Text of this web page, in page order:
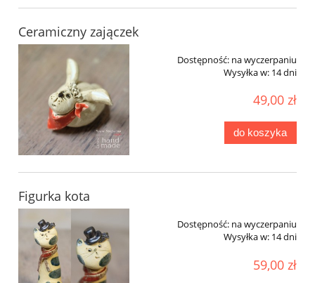
Ceramiczny zajączek
Dostępność: na wyczerpaniu
Wysyłka w: 14 dni
49,00 zł
do koszyka
Figurka kota
Dostępność: na wyczerpaniu
Wysyłka w: 14 dni
59,00 zł